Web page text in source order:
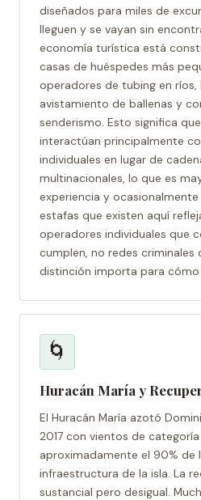
diseñados para miles de
lleguen y se vayan sin
economía turística está
casas de huéspedes más
operadores de tubing en ríos,
avistamiento de ballenas y
senderismo. Esto significa
interactúan principalmente
individuales en lugar de
multinacionales, lo que es
experiencia y ocasionalmente
estafas que existen aquí
operadores individuales que
cumplen, no redes criminales
distinción importa para cómo
🌀
Huracán María y
El Huracán María azotó
2017 con vientos de
aproximadamente el 90% de
infraestructura de la isla. La
sustancial pero desigual.